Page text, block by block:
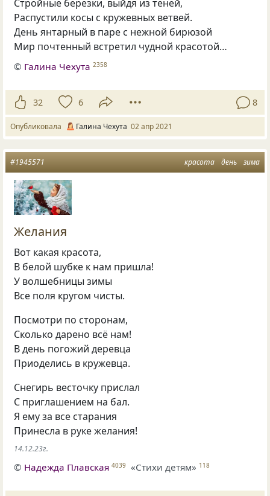
Стройные березки, выйдя из теней,
Распустили косы с кружевных ветвей.
День янтарный в паре с нежной бирюзой
Мир почтенный встретил чудной красотой…
© Галина Чехута 2358
32 6 8
Опубликовала Галина Чехута 02 апр 2021
красота день зима
#1945571
Желания
Вот какая красота,
В белой шубке к нам пришла!
У волшебницы зимы
Все поля кругом чисты.
Посмотри по сторонам,
Сколько дарено всё нам!
В день погожий деревца
Приоделись в кружевца.
Снегирь весточку прислал
С приглашением на бал.
Я ему за все старания
Принесла в руке желания!
14.12.23г.
© Надежда Плавская 4039 «Стихи детям» 118